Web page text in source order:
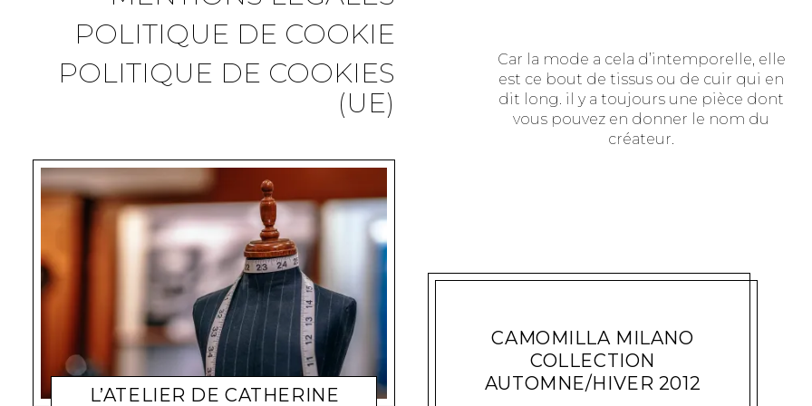
POLITIQUE DE COOKIE
POLITIQUE DE COOKIES
(UE)
L’ATELIER DE CATHERINE
Car la mode a cela d’intemporelle, elle
est ce bout de tissus ou de cuir qui en
dit long. il y a toujours une pièce dont
vous pouvez en donner le nom du
créateur.
CAMOMILLA MILANO
COLLECTION
AUTOMNE/HIVER 2012